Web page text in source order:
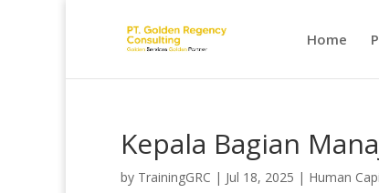
Home
Kepala Bagian
by TrainingGRC | Jul 18, 2025 | Human